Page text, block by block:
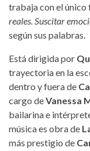
trabaja con el único
reales. Suscitar
según sus palabras.
Está dirigida por
trayectoria en la
dentro y fuera de
cargo deVanessa
bailarina e
música es obra de
más prestigio de